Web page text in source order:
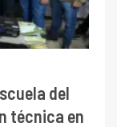
del
técnica en